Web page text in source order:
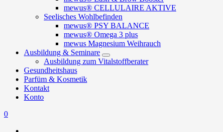
mewus® CELLULAIRE AKTIVE
Seelisches Wohlbefinden
mewus® PSY BALANCE
mewus® Omega 3 plus
mewus Magnesium Weihrauch
Ausbildung & Seminare
Ausbildung zum Vitalstoffberater
Gesundheitshaus
Parfüm & Kosmetik
Kontakt
Konto
0